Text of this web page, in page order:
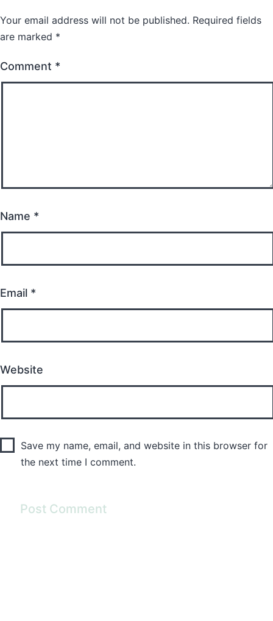
Your email address will not be published. Required fields
are marked *
Comment *
Name *
Email *
Website
Save my name, email, and website in this browser for
the next time I comment.